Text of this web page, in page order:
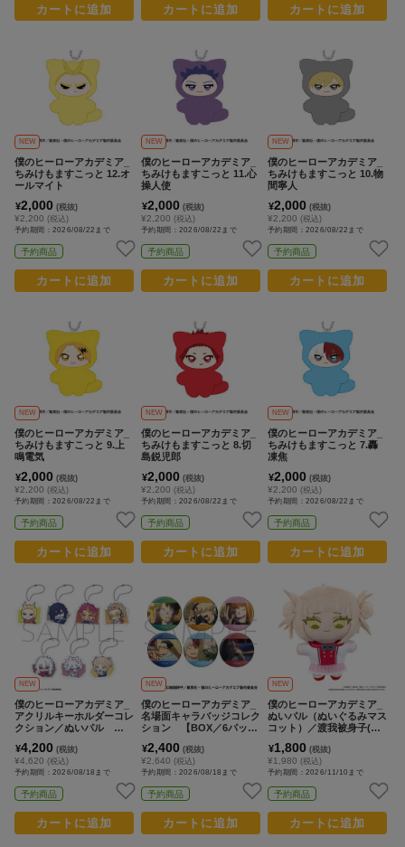
コ
レ
イ
ズ
注
目
1位 #ポケットモンスター（ポケモン）
2位
3位
4位 #名探偵コナン
5位 #呪術廻戦
#Dr.STONE（ドクターストーン）
#進撃の巨人
カートに追加 カートに追加 カートに追加
NEW
僕のヒーローアカデミア_
ちみけもますこっと 12.オ
ールマイト
¥2,000 (税抜)
¥2,200 (税込)
予約期間：2026/08/22まで
予約商品
カートに追加
NEW
僕のヒーローアカデミア_
ちみけもますこっと 11.心
操人使
¥2,000 (税抜)
¥2,200 (税込)
予約期間：2026/08/22まで
予約商品
カートに追加
NEW
僕のヒーローアカデミア_
ちみけもますこっと 10.物
間寧人
¥2,000 (税抜)
¥2,200 (税込)
予約期間：2026/08/22まで
予約商品
カートに追加
NEW
僕のヒーローアカデミア_
ちみけもますこっと 9.上
鳴電気
¥2,000 (税抜)
¥2,200 (税込)
予約期間：2026/08/22まで
予約商品
カートに追加
NEW
僕のヒーローアカデミア_
ちみけもますこっと 8.切
島鋭児郎
¥2,000 (税抜)
¥2,200 (税込)
予約期間：2026/08/22まで
予約商品
カートに追加
NEW
僕のヒーローアカデミア_
ちみけもますこっと 7.轟
凍焦
¥2,000 (税抜)
¥2,200 (税込)
予約期間：2026/08/22まで
予約商品
カートに追加
NEW
僕のヒーローアカデミア_
アクリルキーホルダーコレ
クション／ぬいパル すき
り】
¥4,200 (税抜)
¥4,620 (税込)
予約期間：2026/08/18まで
予約商品
カートに追加
NEW
僕のヒーローアカデミア_
名場面キャラバッジコレク
ション 【BOX／6パック
¥2,400 (税抜)
¥2,640 (税込)
予約期間：2026/08/18まで
予約商品
カートに追加
NEW
僕のヒーローアカデミア_
ぬいパル（ぬいぐるみマス
コット）／渡我被身子(幼
¥1,800 (税抜)
¥1,980 (税込)
予約期間：2026/11/10まで
予約商品
カートに追加